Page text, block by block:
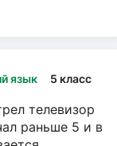
язык 5 класс
телевизор
раньше 5 и в